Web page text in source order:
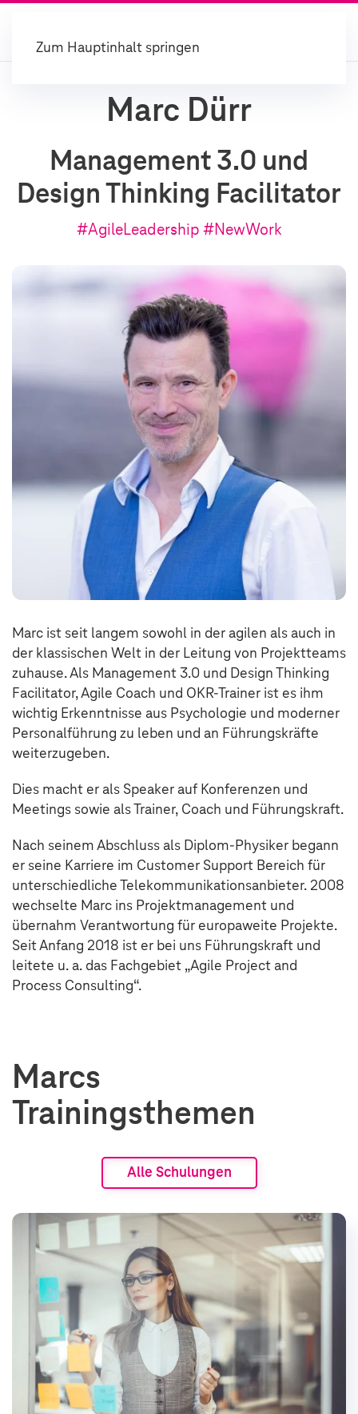
Zum Hauptinhalt springen
Marc Dürr
Management 3.0 und
Design Thinking Facilitator
#AgileLeadership #NewWork
Marc ist seit langem sowohl in der agilen als auch in
der klassischen Welt in der Leitung von Projektteams
zuhause. Als Management 3.0 und Design Thinking
Facilitator, Agile Coach und OKR-Trainer ist es ihm
wichtig Erkenntnisse aus Psychologie und moderner
Personalführung zu leben und an Führungskräfte
weiterzugeben.
Dies macht er als Speaker auf Konferenzen und
Meetings sowie als Trainer, Coach und Führungskraft.
Nach seinem Abschluss als Diplom-Physiker begann
er seine Karriere im Customer Support Bereich für
unterschiedliche Telekommunikationsanbieter. 2008
wechselte Marc ins Projektmanagement und
übernahm Verantwortung für europaweite Projekte.
Seit Anfang 2018 ist er bei uns Führungskraft und
leitete u. a. das Fachgebiet „Agile Project and
Process Consulting“.
Marcs
Trainingsthemen
Alle Schulungen